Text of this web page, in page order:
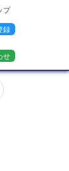
プ
録
せ